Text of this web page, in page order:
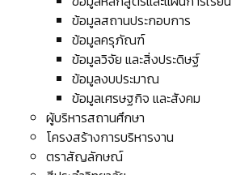
ข้อมูลสถานประกอบการ
ข้อมูลครุภัณฑ์
ข้อมูลวิจัย และสิ่งประดิษฐ์
ข้อมูลงบประมาณ
ข้อมูลเศรษฐกิจ และสังคม
ผู้บริหารสถานศึกษา
โครงสร้างการบริหารงาน
ตราสัญลักษณ์